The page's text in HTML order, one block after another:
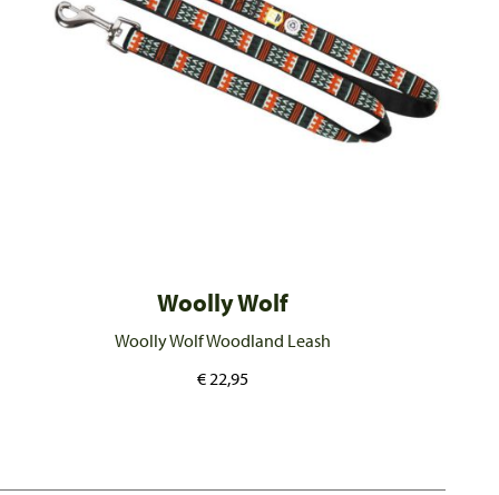
Woolly Wolf
Woolly Wolf Woodland Leash
€ 22,95